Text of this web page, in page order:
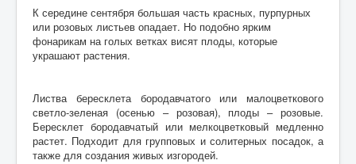
Статьи
Контакты
К середине сентября большая часть красных, пурпурных
или розовых листьев опадает. Но подобно ярким
фонарикам на голых ветках висят плоды, которые
украшают растения.
Листва бересклета бородавчатого или малоцветкового
светло-зеленая (осенью – розовая), плоды – розовые.
Бересклет бородавчатый или мелкоцветковый медленно
растет. Подходит для групповых и солитерных посадок, а
также для создания живых изгородей.